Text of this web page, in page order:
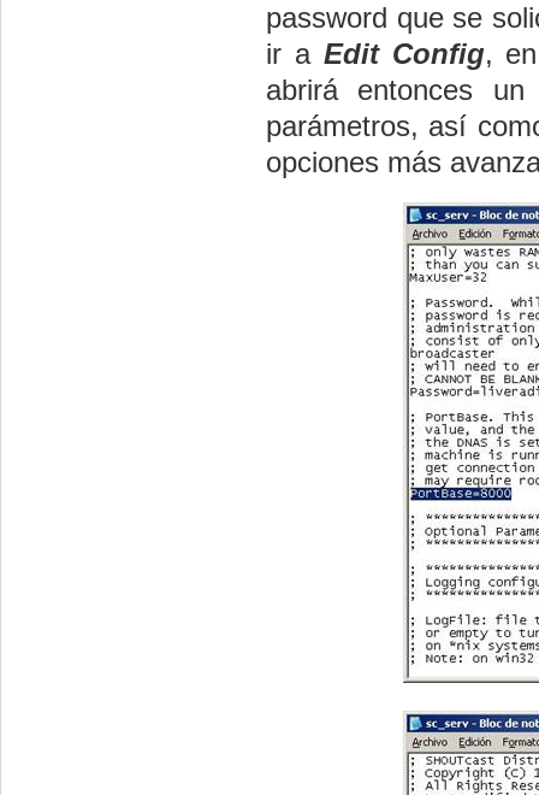
password que se
ir a Edit Config,
abrirá entonces
parámetros, así
opciones más